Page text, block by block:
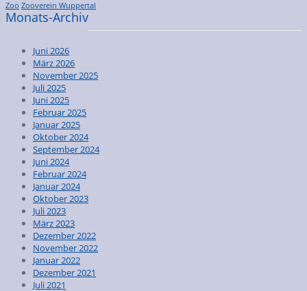
Zoo Zooverein Wuppertal
Monats-Archiv
Juni 2026
März 2026
November 2025
Juli 2025
Juni 2025
Februar 2025
Januar 2025
Oktober 2024
September 2024
Juni 2024
Februar 2024
Januar 2024
Oktober 2023
Juli 2023
März 2023
Dezember 2022
November 2022
Januar 2022
Dezember 2021
Juli 2021